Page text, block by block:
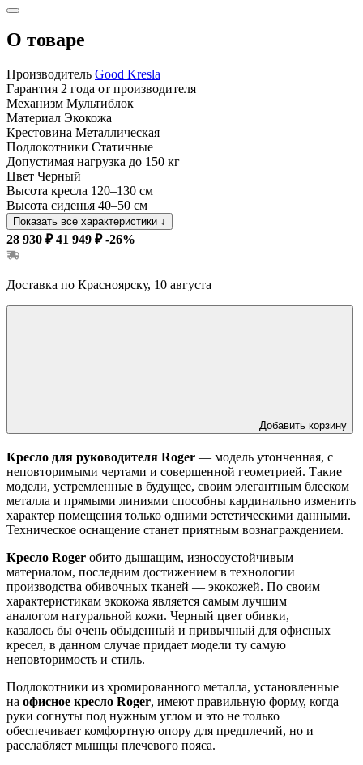
О товаре
Производитель Good Kresla
Гарантия 2 года от производителя
Механизм Мультиблок
Материал Экокожа
Крестовина Металлическая
Подлокотники Статичные
Допустимая нагрузка до 150 кг
Цвет Черный
Высота кресла 120–130 см
Высота сиденья 40–50 см
Показать все характеристики ↓
28 930 ₽ 41 949 ₽ -26%
Доставка по Красноярску, 10 августа
Добавить корзину
Кресло для руководителя Roger — модель утонченная, с
неповторимыми чертами и совершенной геометрией. Такие
модели, устремленные в будущее, своим элегантным блеском
металла и прямыми линиями способны кардинально изменить
характер помещения только одними эстетическими данными.
Техническое оснащение станет приятным вознаграждением.
Кресло Roger обито дышащим, износоустойчивым
материалом, последним достижением в технологии
производства обивочных тканей — экокожей. По своим
характеристикам экокожа является самым лучшим
аналогом натуральной кожи. Черный цвет обивки,
казалось бы очень обыденный и привычный для офисных
кресел, в данном случае придает модели ту самую
неповторимость и стиль.
Подлокотники из хромированного металла, установленные
на офисное кресло Roger, имеют правильную форму, когда
руки согнуты под нужным углом и это не только
обеспечивает комфортную опору для предплечий, но и
расслабляет мышцы плечевого пояса.